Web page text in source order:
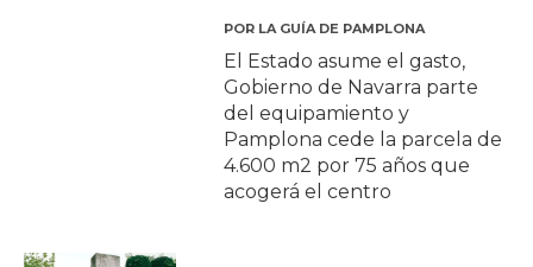
POR LA GUÍA DE PAMPLONA
El Estado asume el gasto,
Gobierno de Navarra parte
del equipamiento y
Pamplona cede la parcela de
4.600 m2 por 75 años que
acogerá el centro